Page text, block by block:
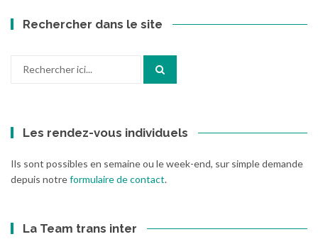
Rechercher dans le site
Les rendez-vous individuels
Ils sont possibles en semaine ou le week-end, sur simple demande
depuis notreformulaire de contact.
La Team trans inter